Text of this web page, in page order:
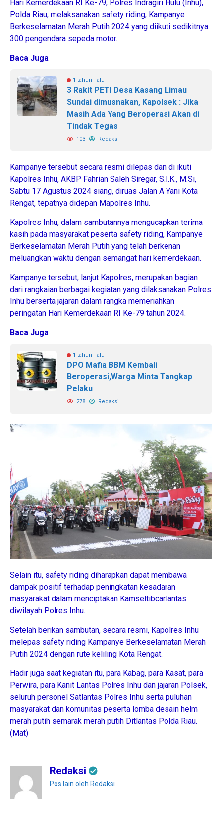
Hari Kemerdekaan RI Ke-79, Polres Indragiri Hulu (Inhu),
Polda Riau, melaksanakan safety riding, Kampanye
Berkeselamatan Merah Putih 2024 yang diikuti sedikitnya
300 pengendara sepeda motor.
Baca Juga
1 tahun lalu
3 Rakit PETI Desa Kasang Limau
Sundai dimusnakan, Kapolsek : Jika
Masih Ada Yang Beroperasi Akan di
Tindak Tegas
103 Redaksi
Kampanye tersebut secara resmi dilepas dan di ikuti
Kapolres Inhu, AKBP Fahrian Saleh Siregar, S.I.K., M.Si,
Sabtu 17 Agustus 2024 siang, diruas Jalan A Yani Kota
Rengat, tepatnya didepan Mapolres Inhu.
Kapolres Inhu, dalam sambutannya mengucapkan terima
kasih pada masyarakat peserta safety riding, Kampanye
Berkeselamatan Merah Putih yang telah berkenan
meluangkan waktu dengan semangat hari kemerdekaan.
Kampanye tersebut, lanjut Kapolres, merupakan bagian
dari rangkaian berbagai kegiatan yang dilaksanakan Polres
Inhu berserta jajaran dalam rangka memeriahkan
peringatan Hari Kemerdekaan RI Ke-79 tahun 2024.
Baca Juga
1 tahun lalu
DPO Mafia BBM Kembali
Beroperasi,Warga Minta Tangkap
Pelaku
278 Redaksi
Selain itu, safety riding diharapkan dapat membawa
dampak positif terhadap peningkatan kesadaran
masyarakat dalam menciptakan Kamseltibcarlantas
diwilayah Polres Inhu.
Setelah berikan sambutan, secara resmi, Kapolres Inhu
melepas safety riding Kampanye Berkeselamatan Merah
Putih 2024 dengan rute keliling Kota Rengat.
Hadir juga saat kegiatan itu, para Kabag, para Kasat, para
Perwira, para Kanit Lantas Polres Inhu dan jajaran Polsek,
seluruh personel Satlantas Polres Inhu serta puluhan
masyarakat dan komunitas peserta lomba desain helm
merah putih semarak merah putih Ditlantas Polda Riau.
(Mat)
Redaksi
Pos lain oleh Redaksi